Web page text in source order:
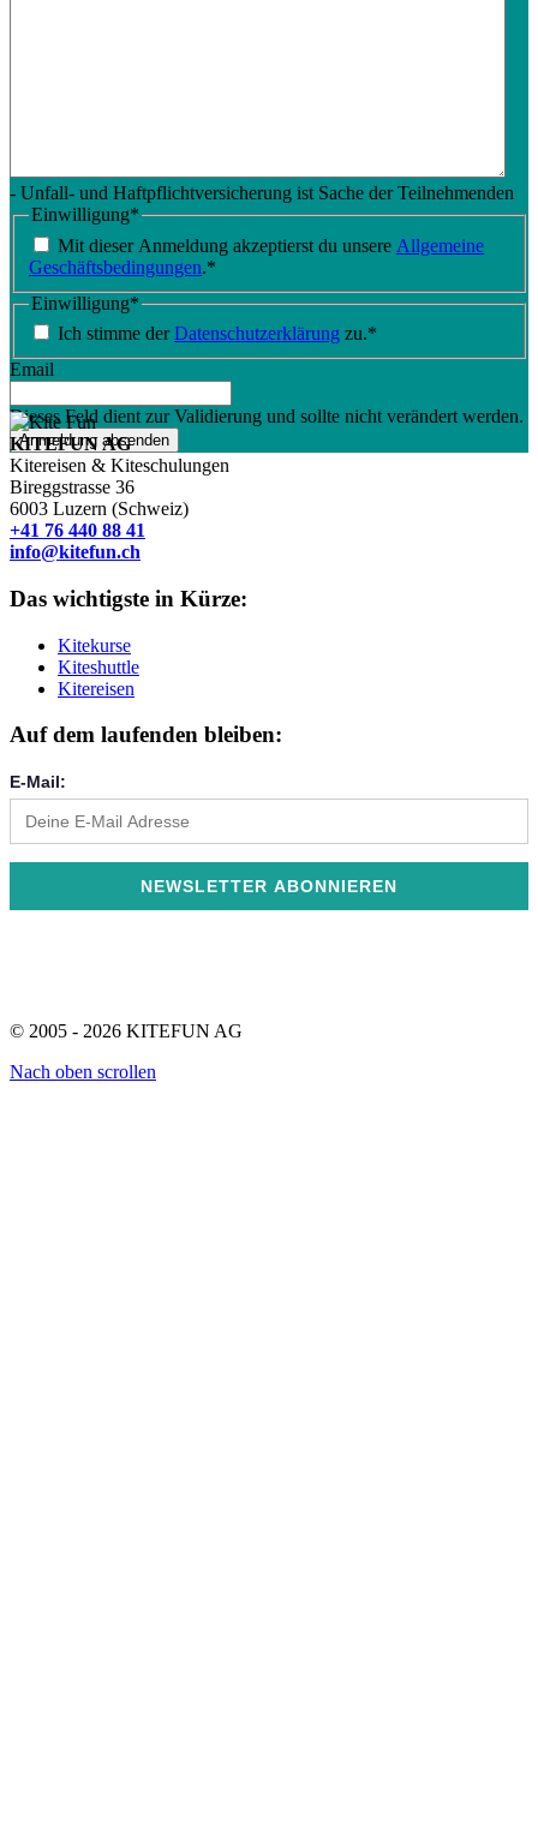
- Unfall- und Haftpflichtversicherung ist Sache der Teilnehmenden
Einwilligung*
Mit dieser Anmeldung akzeptierst du unsere Allgemeine
Geschäftsbedingungen.*
Einwilligung*
Ich stimme derDatenschutzerklärung zu.*
Email
Dieses Feld dient zur Validierung und sollte nicht verändert werden.
KITEFUN AG
Kitereisen & Kiteschulungen
Bireggstrasse 36
6003 Luzern (Schweiz)
+41 76 440 88 41
info@kitefun.ch
Das wichtigste in Kürze:
Kitekurse
Kiteshuttle
Kitereisen
Auf dem laufenden bleiben:
E-Mail:
© 2005 - 2026 KITEFUN AG
Nach oben scrollen